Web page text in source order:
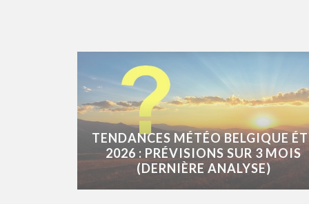
TENDANCES MÉTÉO BELGIQUE
2026 : PRÉVISIONS SUR 3 MOIS
(DERNIÈRE ANALYSE)